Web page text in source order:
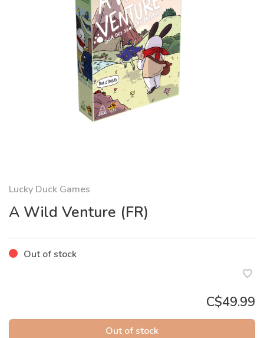
Lucky Duck Games
A Wild Venture (FR)
Out of stock
C$49.99
Out of stock